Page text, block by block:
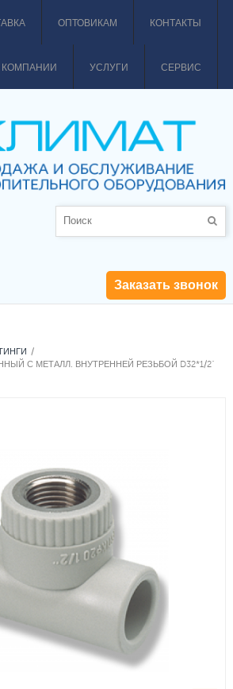
КОНТАКТЫ
ОПТОВИКАМ
СЕРВИС
УСЛУГИ
КОМПАНИИ
Заказать звонок
С МЕТАЛЛ. ВНУТРЕННЕЙ РЕЗЬБОЙ D32*1/2"